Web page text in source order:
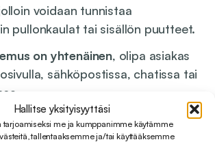
Hallitse yksityisyyttäsi
tarjoamiseksi me ja kumppanimme käytämme
tallentaaksemme ja/tai käyttääksemme
voidaan tunnistaa
pullonkaulat tai sisällön puutteet.
on yhtenäinen, olipa asiakas
sähköpostissa, chatissa tai